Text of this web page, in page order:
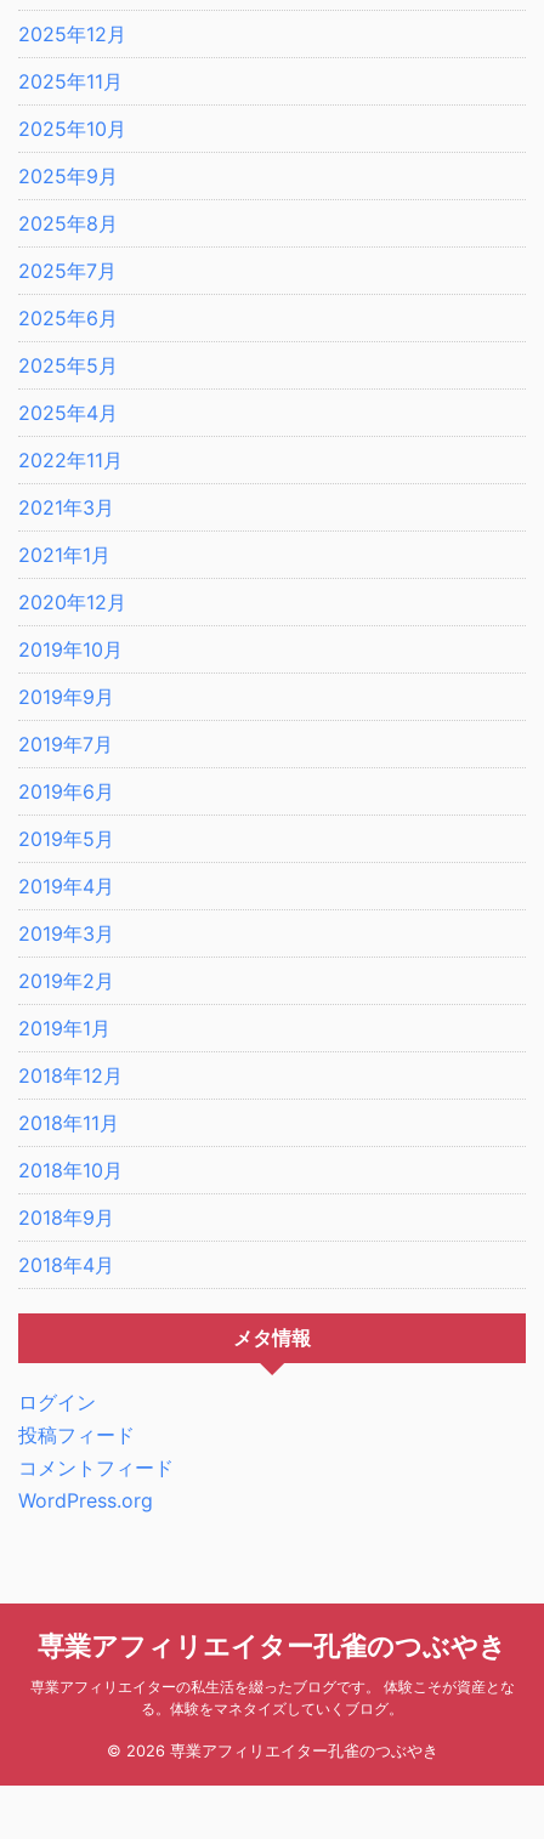
2025年12月
2025年11月
2025年10月
2025年9月
2025年8月
2025年7月
2025年6月
2025年5月
2025年4月
2022年11月
2021年3月
2021年1月
2020年12月
2019年10月
2019年9月
2019年7月
2019年6月
2019年5月
2019年4月
2019年3月
2019年2月
2019年1月
2018年12月
2018年11月
2018年10月
2018年9月
2018年4月
メタ情報
ログイン
投稿フィード
コメントフィード
WordPress.org
専業アフィリエイター孔雀のつぶやき
専業アフィリエイターの私生活を綴ったブログです。 体験こそが資産とな
る。体験をマネタイズしていくブログ。
© 2026 専業アフィリエイター孔雀のつぶやき